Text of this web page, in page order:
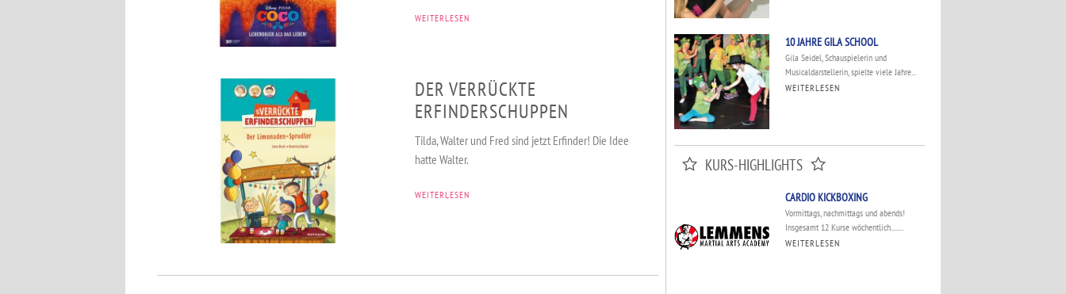
WEITERLESEN
DER VERRÜCKTE
ERFINDERSCHUPPEN
Tilda, Walter und Fred sind jetzt Erfinder! Die Idee
hatte Walter.
WEITERLESEN
10 JAHRE GILA SCHOOL
Gila Seidel, Schauspielerin und
Musicaldarstellerin, spielte viele Jahre...
WEITERLESEN
KURS-HIGHLIGHTS
CARDIO KICKBOXING
Vormittags, nachmittags und abends!
Insgesamt 12 Kurse wöchentlich........
WEITERLESEN
VERANSTALTUNGEN